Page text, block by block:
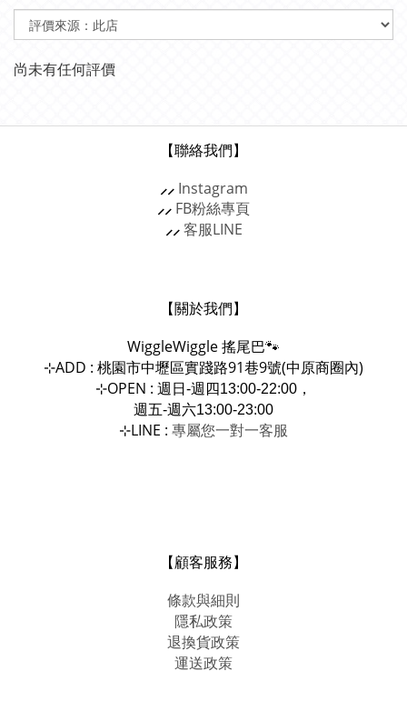
尚未有任何評價
【聯絡我們】
⸝⸝ Instagram
⸝⸝ FB粉絲專頁
⸝⸝客服LINE
【關於我們】
WiggleWiggle搖尾巴🐾
⊹ADD : 桃園市中壢區實踐路91巷9號(中原商圈內)
⊹OPEN : 週日-週四13:00-22:00，
週五-週六13:00-23:00
⊹LINE : 專屬您一對一客服
【顧客服務】
條款與細則
隱私政策
退換貨政策
運送政策